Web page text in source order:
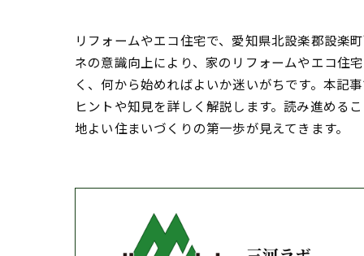
リフォームやエコ住宅で、愛知県北設楽郡設楽
ネの意識向上により、家のリフォームやエコ住
く、何から始めればよいか迷いがちです。本記
ヒントや知見を詳しく解説します。読み進める
地よい住まいづくりの第一歩が見えてきます。